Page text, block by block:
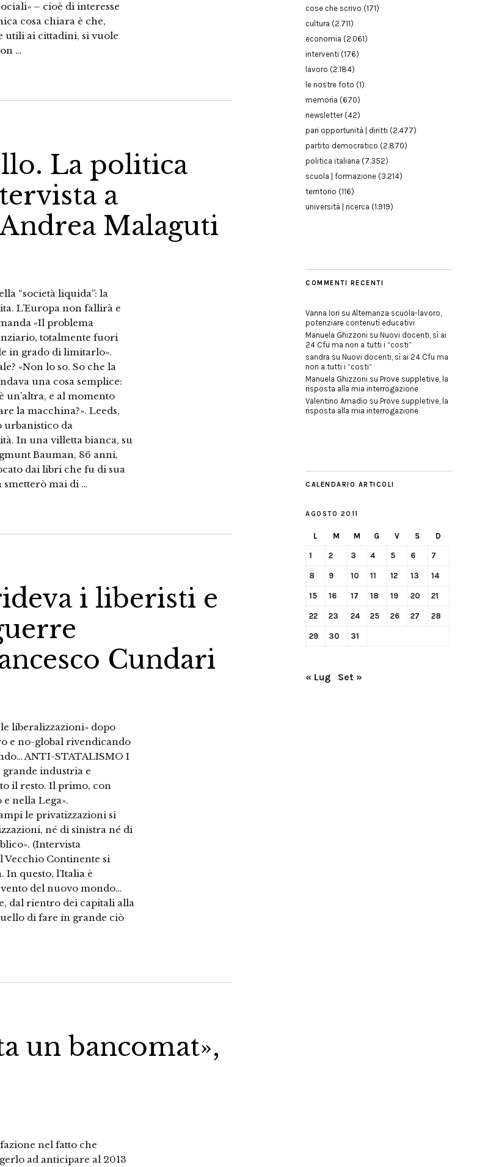
– cioè di interesse
cosa chiara è che,
utili ai cittadini, si vuole
…
La politica
a
Malaguti
“società liquida”: la
L’Europa non fallirà e
«Il problema
totalmente fuori
in grado di limitarlo».
«Non lo so. So che la
una cosa semplice:
un’altra, e al momento
la macchina?». Leeds,
urbanistico da
In una villetta bianca, su
Bauman, 86 anni,
dai libri che fu di sua
smetterò mai di …
i liberisti e
Cundari
liberalizzazioni» dopo
e no-global rivendicando
ANTI-STATALISMO I
grande industria e
il resto. Il primo, con
nella Lega».
le privatizzazioni si
né di sinistra né di
(Intervista
Vecchio Continente si
In questo, l’Italia è
del nuovo mondo…
dal rientro dei capitali alla
di fare in grande ciò
un bancomat»,
nel fatto che
ad anticipare al 2013
cose che scrivo (171)
cultura (2.711)
economia (2.061)
interventi (176)
lavoro (2.184)
le nostre foto (1)
memoria (670)
newsletter(42)
pari opportunità | diritti (2.477)
partito democratico (2.870)
politica italiana (7.352)
scuola | formazione (3.214)
territorio (116)
università | ricerca (1.919)
COMMENTI RECENTI
Vanna Iori su Alternanza scuola-lavoro,
potenziare contenuti educativi
Manuela Ghizzoni su Nuovi docenti, sì ai
24 Cfu ma non a tutti i “costi”
sandra su Nuovi docenti, sì ai 24 Cfu ma
non a tutti i “costi”
Manuela Ghizzoni su Prove suppletive, la
risposta alla mia interrogazione
Valentino Amadio su Prove suppletive, la
risposta alla mia interrogazione
CALENDARIO ARTICOLI
AGOSTO 2011
L M M G V S D
1 2 3 4 5 6 7
8 9 10 11 12 13 14
15 16 17 18 19 20 21
22 23 24 25 26 27 28
29 30 31
« Lug Set »